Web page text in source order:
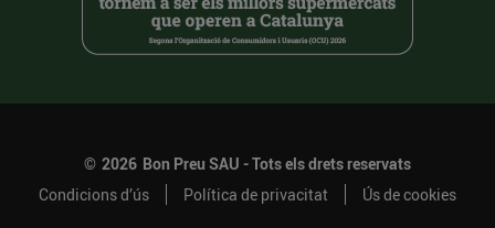
© 2026 Bon Preu SAU - Tots els drets reservats
Condicions d’ús
Política de privacitat Ús de cookies